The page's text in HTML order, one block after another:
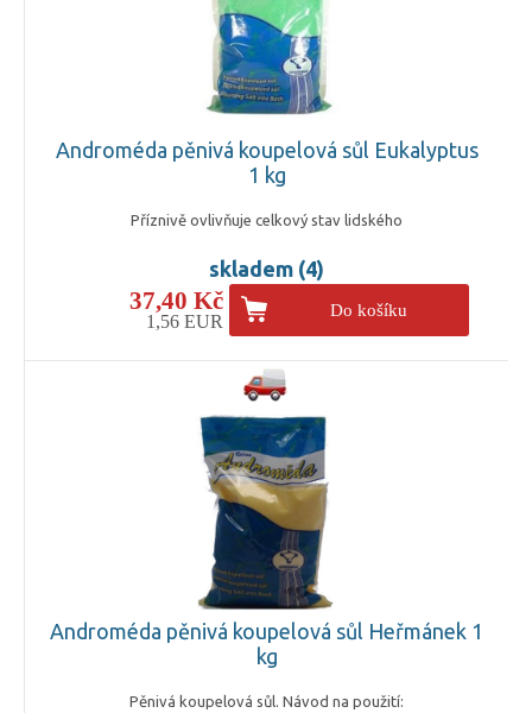
Androméda pěnivá koupelová sůl Eukalyptus
1 kg
Příznivě ovlivňuje celkový stav lidského
skladem (4)
37,40 Kč
1,56 EUR
Do košíku
Androméda pěnivá koupelová sůl Heřmánek 1
kg
Pěnivá koupelová sůl. Návod na použití: